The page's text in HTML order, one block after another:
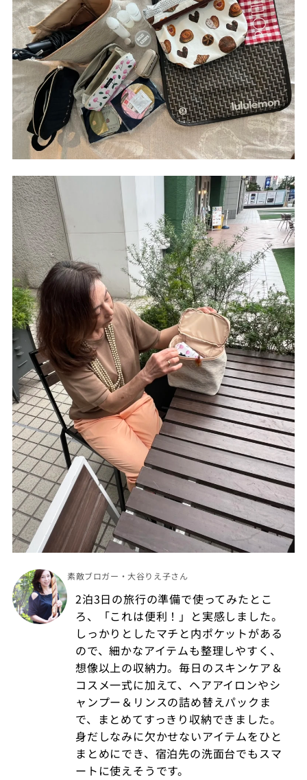
素敵ブロガー・大谷りえ子さん
2泊3日の旅行の準備で使ってみたとこ
ろ、「これは便利！」と実感しました。
しっかりとしたマチと内ポケットがある
ので、細かなアイテムも整理しやすく、
想像以上の収納力。毎日のスキンケア＆
コスメ一式に加えて、ヘアアイロンやシ
ャンプー＆リンスの詰め替えパックま
で、まとめてすっきり収納できました。
身だしなみに欠かせないアイテムをひと
まとめにでき、宿泊先の洗面台でもスマ
ートに使えそうです。